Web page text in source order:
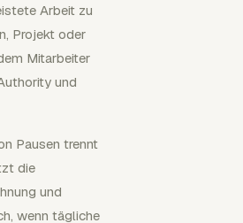
Arbeit zu
Projekt oder
Mitarbeiter
und
Pausen trennt
die
und
wenn tägliche